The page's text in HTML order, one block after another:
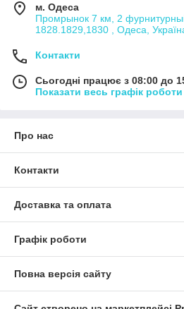
м. Одеса
Промрынок 7 км, 2
1828.1829,1830 , Одеса,
Контакти
Сьогодні працює з 08:00 до
Показати весь графік роботи
Про нас
Контакти
Доставка та оплата
Графік роботи
Повна версія сайту